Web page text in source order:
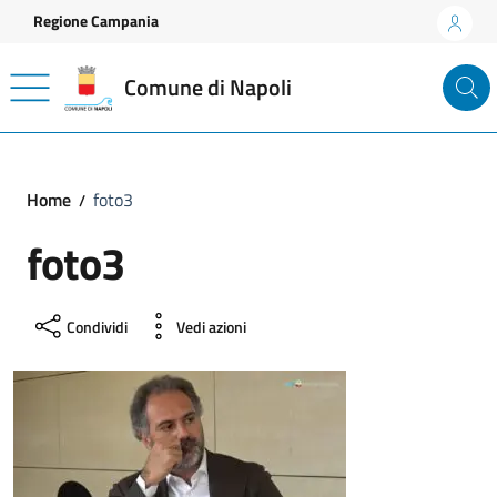
Vai ai contenuti
Vai al footer
Regione Campania
Comune di Napoli
Home foto3
foto3
Condividi Vedi azioni